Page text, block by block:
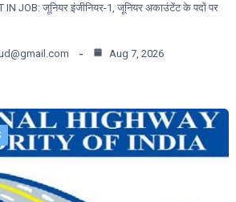
IN JOB: जूनियर इंजीनियर-1, जूनियर अकाउंटेंट के पदों पर
Aug 7, 2026